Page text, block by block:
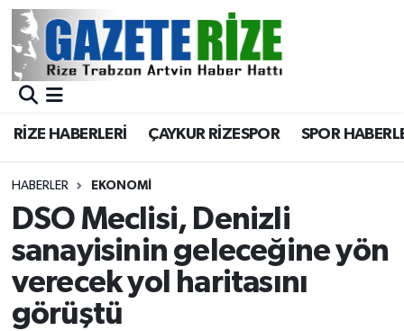
RİZE HABERLERİ ÇAYKUR RİZESPOR SPOR
HABERLER EKONOMİ
DSO Meclisi, Denizli
sanayisinin geleceğine yön
verecek yol haritasını
görüştü
BÖLGEMİZ
Asayiş
Rize Jandarma Komutanlığı
Bilim Teknoloji
Bölge
Merkez Nöbetçi Eczaneler
Merkez Trafik Yoğunluk Haritası
Süper Lig Puan Durumu ve Fikstür
Tüm Manşetler
Son Dakika Haberleri